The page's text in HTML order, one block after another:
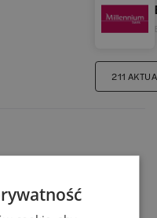
211